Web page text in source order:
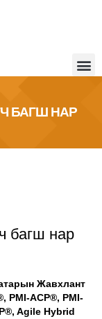
БАГШ НАР
багш нар
Жавхлант
PMI-ACP®, PMI-
Agile Hybrid